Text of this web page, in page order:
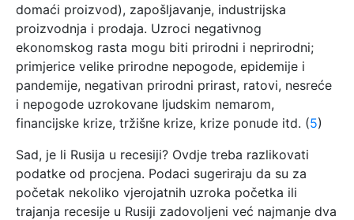
domaći proizvod), zapošljavanje, industrijska
proizvodnja i prodaja. Uzroci negativnog
ekonomskog rasta mogu biti prirodni i neprirodni;
primjerice velike prirodne nepogode, epidemije i
pandemije, negativan prirodni prirast, ratovi, nesreće
i nepogode uzrokovane ljudskim nemarom,
financijske krize, tržišne krize, krize ponude itd. (5)
Sad, je li Rusija u recesiji? Ovdje treba razlikovati
podatke od procjena. Podaci sugeriraju da su za
početak nekoliko vjerojatnih uzroka početka ili
trajanja recesije u Rusiji zadovoljeni već najmanje dva